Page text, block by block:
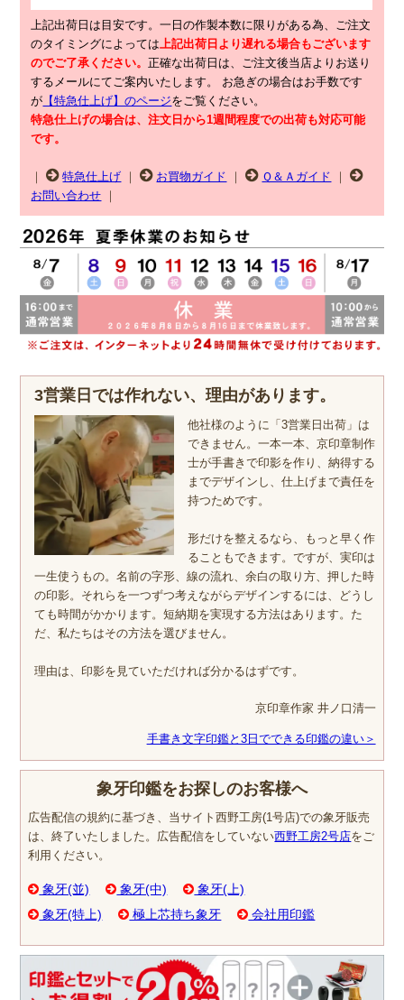
上記出荷日は目安です。一日の作製本数に限りがある為、ご注文
のタイミングによっては上記出荷日より遅れる場合もございます
のでご了承ください。正確な出荷日は、ご注文後当店よりお送り
するメールにてご案内いたします。 お急ぎの場合はお手数です
が 【特急仕上げ】のページをご覧ください。
特急仕上げの場合は、注文日から1週間程度での出荷も対応可能
です。
｜ 特急仕上げ ｜ お買物ガイド ｜ Ｑ＆Ａガイド ｜
お問い合わせ ｜
3営業日では作れない、理由があります。
他社様のように「3営業日出荷」は
できません。一本一本、京印章制作
士が手書きで印影を作り、納得する
までデザインし、仕上げまで責任を
持つためです。
形だけを整えるなら、もっと早く作
ることもできます。ですが、実印は
一生使うもの。名前の字形、線の流れ、余白の取り方、押した時
の印影。それらを一つずつ考えながらデザインするには、どうし
ても時間がかかります。短納期を実現する方法はあります。た
だ、私たちはその方法を選びません。
理由は、印影を見ていただければ分かるはずです。
京印章作家 井ノ口清一
手書き文字印鑑と3日でできる印鑑の違い＞
象牙印鑑をお探しのお客様へ
広告配信の規約に基づき、当サイト西野工房(1号店)での象牙販売
は、終了いたしました。広告配信をしていない西野工房2号店をご
利用ください。
象牙(並) 象牙(中)
象牙(上)
象牙(特上)
極上芯持ち象牙 会社用印鑑